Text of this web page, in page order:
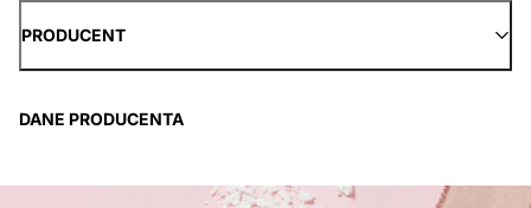
PRODUCENT
DANE PRODUCENTA